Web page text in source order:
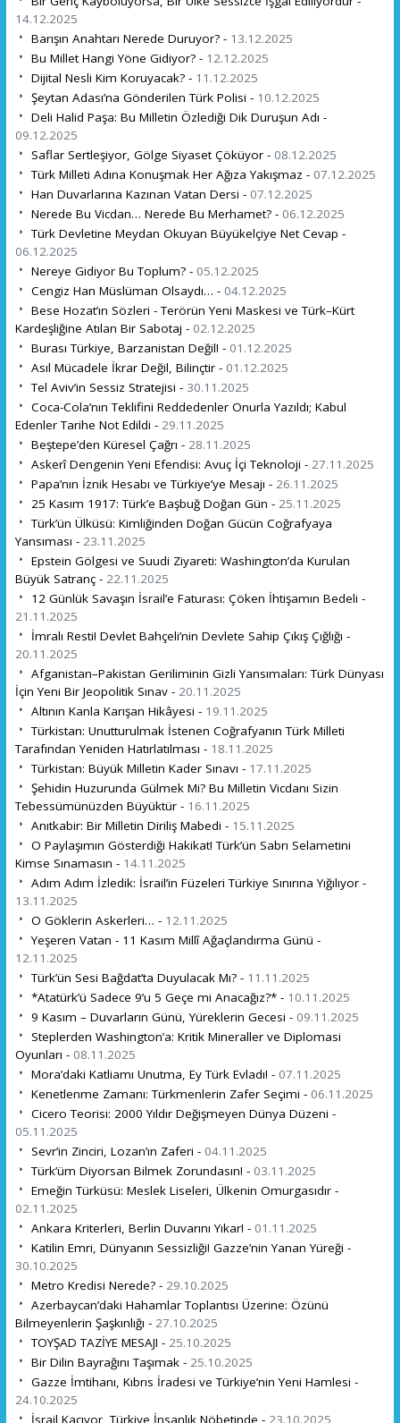
14.12.2025
Barışın Anahtarı Nerede Duruyor? - 13.12.2025
Bu Millet Hangi Yöne Gidiyor? - 12.12.2025
Dijital Nesli Kim Koruyacak? - 11.12.2025
Şeytan Adası’na Gönderilen Türk Polisi - 10.12.2025
Deli Halid Paşa: Bu Milletin Özlediği Dik Duruşun Adı -
09.12.2025
Saflar Sertleşiyor, Gölge Siyaset Çöküyor - 08.12.2025
Türk Milleti Adına Konuşmak Her Ağıza Yakışmaz - 07.12.2025
Han Duvarlarına Kazınan Vatan Dersi - 07.12.2025
Nerede Bu Vicdan… Nerede Bu Merhamet? - 06.12.2025
Türk Devletine Meydan Okuyan Büyükelçiye Net Cevap -
06.12.2025
Nereye Gidiyor Bu Toplum? - 05.12.2025
Cengiz Han Müslüman Olsaydı… - 04.12.2025
Bese Hozat’ın Sözleri - Terörün Yeni Maskesi ve Türk–Kürt
Kardeşliğine Atılan Bir Sabotaj - 02.12.2025
Burası Türkiye, Barzanistan Değil! - 01.12.2025
Asıl Mücadele İkrar Değil, Bilinçtir - 01.12.2025
Tel Aviv’in Sessiz Stratejisi - 30.11.2025
Coca-Cola’nın Teklifini Reddedenler Onurla Yazıldı; Kabul
Edenler Tarihe Not Edildi - 29.11.2025
Beştepe’den Küresel Çağrı - 28.11.2025
Askerî Dengenin Yeni Efendisi: Avuç İçi Teknoloji - 27.11.2025
Papa’nın İznik Hesabı ve Türkiye’ye Mesajı - 26.11.2025
25 Kasım 1917: Türk’e Başbuğ Doğan Gün - 25.11.2025
Türk’ün Ülküsü: Kimliğinden Doğan Gücün Coğrafyaya
Yansıması - 23.11.2025
Epstein Gölgesi ve Suudi Ziyareti: Washington’da Kurulan
Büyük Satranç - 22.11.2025
12 Günlük Savaşın İsrail’e Faturası: Çöken İhtişamın Bedeli -
21.11.2025
İmralı Resti! Devlet Bahçeli’nin Devlete Sahip Çıkış Çığlığı -
20.11.2025
Afganistan–Pakistan Geriliminin Gizli Yansımaları: Türk Dünyası
İçin Yeni Bir Jeopolitik Sınav - 20.11.2025
Altının Kanla Karışan Hikâyesi - 19.11.2025
Türkistan: Unutturulmak İstenen Coğrafyanın Türk Milleti
Tarafından Yeniden Hatırlatılması - 18.11.2025
Türkistan: Büyük Milletin Kader Sınavı - 17.11.2025
Şehidin Huzurunda Gülmek Mi? Bu Milletin Vicdanı Sizin
Tebessümünüzden Büyüktür - 16.11.2025
Anıtkabir: Bir Milletin Diriliş Mabedi - 15.11.2025
O Paylaşımın Gösterdiği Hakikat! Türk’ün Sabrı Selametini
Kimse Sınamasın - 14.11.2025
Adım Adım İzledik: İsrail’in Füzeleri Türkiye Sınırına Yığılıyor -
13.11.2025
O Göklerin Askerleri… - 12.11.2025
Yeşeren Vatan - 11 Kasım Millî Ağaçlandırma Günü -
12.11.2025
Türk’ün Sesi Bağdat’ta Duyulacak Mı? - 11.11.2025
*Atatürk’ü Sadece 9’u 5 Geçe mi Anacağız?* - 10.11.2025
9 Kasım – Duvarların Günü, Yüreklerin Gecesi - 09.11.2025
Steplerden Washington’a: Kritik Mineraller ve Diplomasi
Oyunları - 08.11.2025
Mora’daki Katliamı Unutma, Ey Türk Evladı! - 07.11.2025
Kenetlenme Zamanı: Türkmenlerin Zafer Seçimi - 06.11.2025
Cicero Teorisi: 2000 Yıldır Değişmeyen Dünya Düzeni -
05.11.2025
Sevr’in Zinciri, Lozan’ın Zaferi - 04.11.2025
Türk’üm Diyorsan Bilmek Zorundasın! - 03.11.2025
Emeğin Türküsü: Meslek Liseleri, Ülkenin Omurgasıdır -
02.11.2025
Ankara Kriterleri, Berlin Duvarını Yıkar! - 01.11.2025
Katilin Emri, Dünyanın Sessizliği! Gazze’nin Yanan Yüreği -
30.10.2025
Metro Kredisi Nerede? - 29.10.2025
Azerbaycan’daki Hahamlar Toplantısı Üzerine: Özünü
Bilmeyenlerin Şaşkınlığı - 27.10.2025
TOYŞAD TAZİYE MESAJI - 25.10.2025
Bir Dilin Bayrağını Taşımak - 25.10.2025
Gazze İmtihanı, Kıbrıs İradesi ve Türkiye’nin Yeni Hamlesi -
24.10.2025
İsrail Kaçıyor, Türkiye İnsanlık Nöbetinde - 23.10.2025